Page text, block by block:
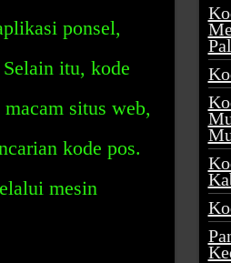
ponsel,
itu, kode
situs web,
kode pos.
mesin